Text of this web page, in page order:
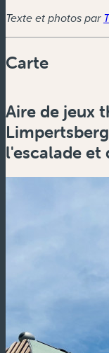
Texte et photos par
Carte
Zoom
Zoom
out
Aire de jeux
l'escalade et